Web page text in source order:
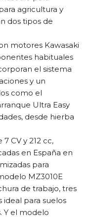
agricultura y
dos tipos de
motores Kawasaki
habituales
el sistema
y un
como el
Ultra Easy
desde hierba
CV y 212 cc,
en España en
para
MZ3010E
de trabajo, tres
ideal para suelos
Y el modelo